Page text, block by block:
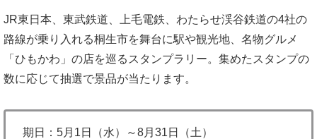
JR東日本、東武鉄道、上毛電鉄、わたらせ渓谷鉄道の4社の
路線が乗り入れる桐生市を舞台に駅や観光地、名物グルメ
「ひもかわ」の店を巡るスタンプラリー。集めたスタンプの
数に応じて抽選で景品が当たります。
期日：5月1日（水）～8月31日（土）